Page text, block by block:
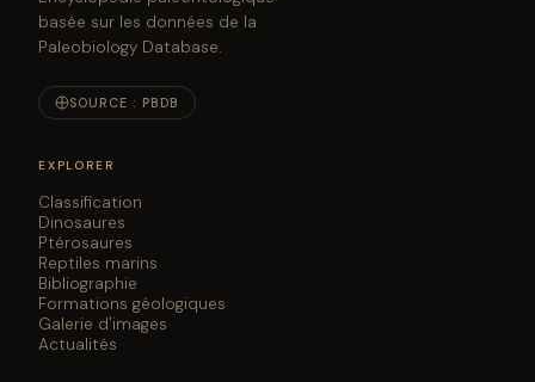
basée sur les données de la
Paleobiology Database.
SOURCE : PBDB
EXPLORER
Classification
Dinosaures
Ptérosaures
Reptiles marins
Bibliographie
Formations géologiques
Galerie d'images
Actualités